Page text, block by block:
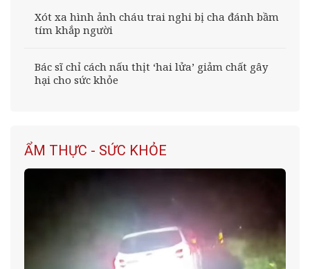
Xót xa hình ảnh cháu trai nghi bị cha đánh bầm
tím khắp người
Bác sĩ chỉ cách nấu thịt ‘hai lửa’ giảm chất gây
hại cho sức khỏe
ẨM THỰC - SỨC KHỎE